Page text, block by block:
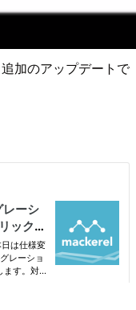
加のアップデートで